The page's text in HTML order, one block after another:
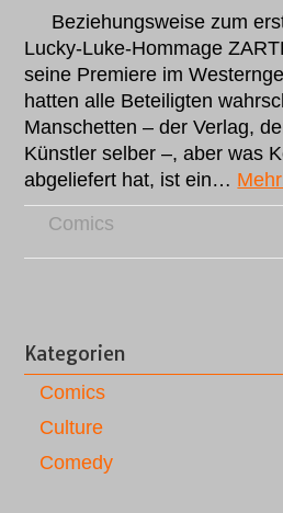
Beziehungsweise zum
Lucky-Luke-Hommage
seine Premiere im
hatten alle Beteiligten
Manschetten – der Verlag,
Künstler selber –, aber was
abgeliefert hat, ist ein…
Comics
Kategorien
Comics
Culture
Comedy